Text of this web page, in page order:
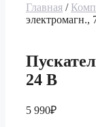
Главная /
электромагн.,
24 В
5 990₽